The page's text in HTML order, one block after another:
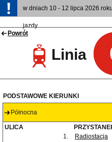
w dniach 10 - 12 lipca 2026
jazdy
Powrót
Linia
PODSTAWOWE KIERUNKI
Północna
ULICA
1.
Radiostacja